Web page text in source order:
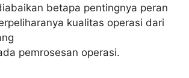
betapa pentingnya peran
kualitas operasi dari
pemrosesan operasi.